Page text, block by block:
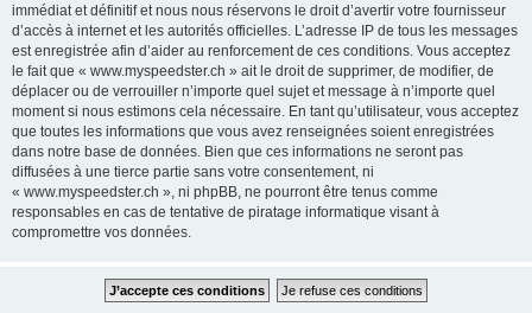
immédiat et définitif et nous nous réservons le droit d’avertir votre fournisseur
d’accès à internet et les autorités officielles. L’adresse IP de tous les messages
est enregistrée afin d’aider au renforcement de ces conditions. Vous acceptez
le fait que « www.myspeedster.ch » ait le droit de supprimer, de modifier, de
déplacer ou de verrouiller n’importe quel sujet et message à n’importe quel
moment si nous estimons cela nécessaire. En tant qu’utilisateur, vous acceptez
que toutes les informations que vous avez renseignées soient enregistrées
dans notre base de données. Bien que ces informations ne seront pas
diffusées à une tierce partie sans votre consentement, ni
« www.myspeedster.ch », ni phpBB, ne pourront être tenus comme
responsables en cas de tentative de piratage informatique visant à
compromettre vos données.